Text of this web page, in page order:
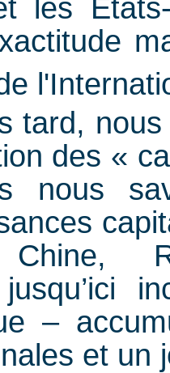
les
tard,
des «
nous
Chine,
jusqu’ici
–
et un